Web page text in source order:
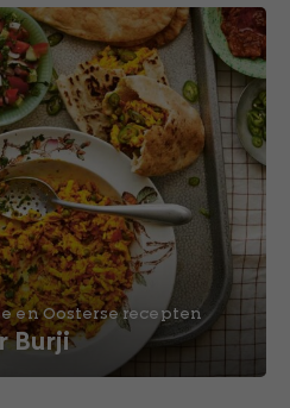
en Oosterse recepten
Burji